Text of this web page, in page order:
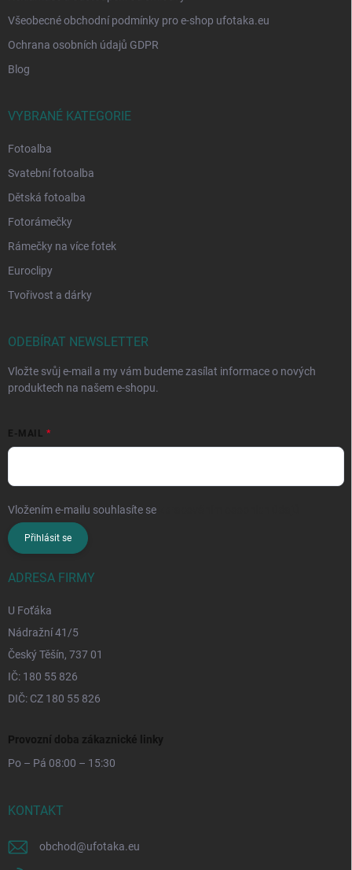
Všeobecné obchodní podmínky pro e-shop ufotaka.eu
Ochrana osobních údajů GDPR
Blog
VYBRANÉ KATEGORIE
Fotoalba
Svatební fotoalba
Dětská fotoalba
Fotorámečky
Rámečky na více fotek
Euroclipy
Tvořivost a dárky
ODEBÍRAT NEWSLETTER
Vložte svůj e-mail a my vám budeme zasílat informace o nových
produktech na našem e-shopu.
E-MAIL
Vložením e-mailu souhlasíte se
Přihlásit se
ADRESA FIRMY
U Foťáka
Nádražní 41/5
Český Těšín, 737 01
IČ: 180 55 826
DIČ: CZ 180 55 826
Provozní doba zákaznické linky
Po – Pá 08:00 – 15:30
KONTAKT
obchod@ufotaka.eu